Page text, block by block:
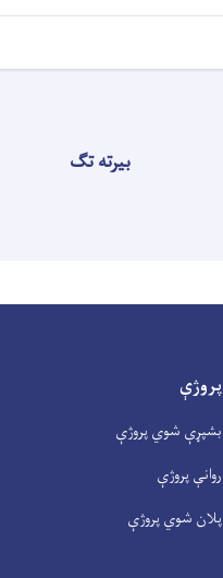
بیرته تګ
پروژې
بشپړې شوي پروژې
روانې پروژې
پلان شوي پروژې